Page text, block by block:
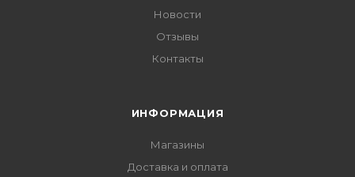
Новости
Отзывы
Контакты
ИНФОРМАЦИЯ
Магазины
Доставка и оплата